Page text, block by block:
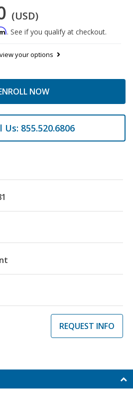
(USD)
. See if you qualify at checkout.
view your options
NOW
Us: 855.520.6806
REQUEST INFO